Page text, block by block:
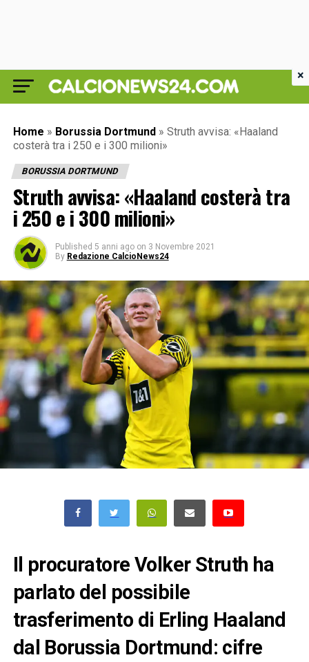
Home » Borussia Dortmund » Struth avvisa: «Haaland
costerà tra i 250 e i 300 milioni»
BORUSSIA DORTMUND
Struth avvisa: «Haaland costerà tra
i 250 e i 300 milioni»
Published 5 anni ago on 3 Novembre 2021
By Redazione CalcioNews24
Il procuratoreVolker Struth ha
parlato del possibile
trasferimento di Erling Haaland
dal Borussia Dortmund: cifre
×